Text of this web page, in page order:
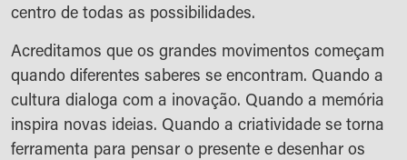
centro de todas as possibilidades.
Acreditamos que os grandes movimentos começam
quando diferentes saberes se encontram. Quando a
cultura dialoga com a inovação. Quando a memória
inspira novas ideias. Quando a criatividade se torna
ferramenta para pensar o presente e desenhar os